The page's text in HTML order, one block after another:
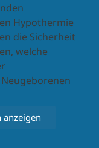
Hypothermie
die Sicherheit
welche
anzeigen